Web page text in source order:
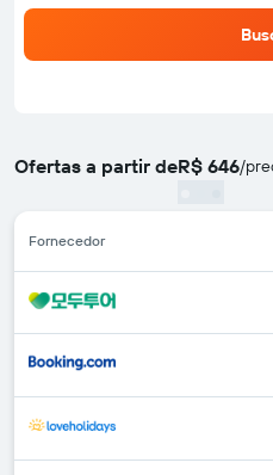
Ofertas a partir deR$ 646/
Fornecedor